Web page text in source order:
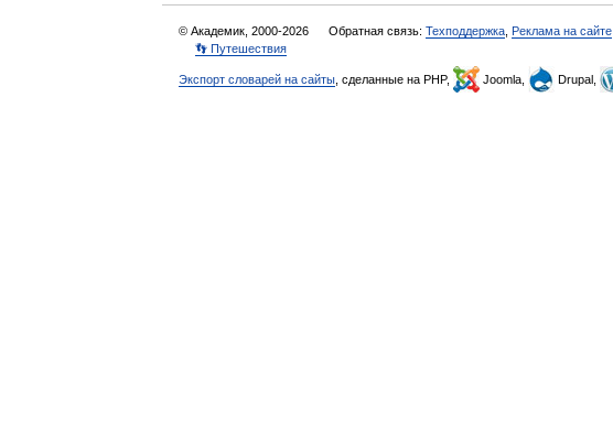
© Академик, 2000-2026 Обратная связь: Техподдержка Реклама на сайте
👣 Путешествия
Экспорт словарей на сайты , сделанные на PHP, Joomla, Drupal,